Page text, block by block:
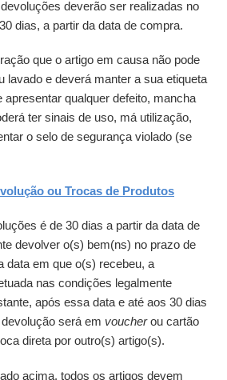
deverão ser realizadas no
dias, a partir da data de compra.
que o artigo em causa não pode
lavado e deverá manter a sua etiqueta
apresentar qualquer defeito, mancha
ter sinais de uso, má utilização,
o selo de segurança violado (se
ou Trocas de Produtos
é de 30 dias a partir da data de
devolver o(s) bem(ns) no prazo de
data em que o(s) recebeu, a
nas condições legalmente
após essa data e até aos 30 dias
será em voucherou cartão
direta por outro(s) artigo(s).
acima, todos os artigos devem